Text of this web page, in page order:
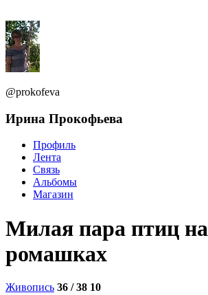
@prokofeva
Ирина Прокофьева
Профиль
Лента
Связь
Альбомы
Магазин
Милая пара птиц на
ромашках
Живопись 36 / 38 10